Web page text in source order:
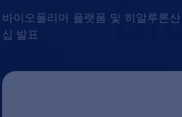
바이오폴리머 플랫폼 및 히알루론
십 발표